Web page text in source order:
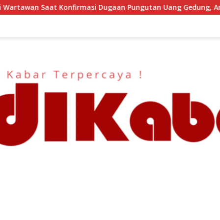
Pungutan Uang Gedung, Anggota Komite SMAN 1